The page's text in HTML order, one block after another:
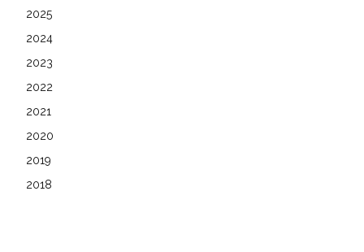
2025
2024
2023
2022
2021
2020
2019
2018